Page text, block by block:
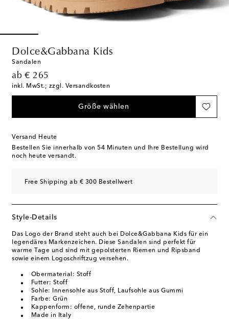
Dolce&Gabbana Kids
Sandalen
ab € 265
original price
inkl. MwSt.; zzgl. Versandkosten
Größe wählen
Versand Heute
Bestellen Sie innerhalb von 54 Minuten und Ihre Bestellung wird
noch heute versandt.
Free Shipping ab € 300 Bestellwert
Style-Details
Das Logo der Brand steht auch bei Dolce&Gabbana Kids für ein
legendäres Markenzeichen. Diese Sandalen sind perfekt für
warme Tage und sind mit gepolsterten Riemen und Ripsband
sowie einem Logoschriftzug versehen.
Obermaterial: Stoff
Futter: Stoff
Sohle: Innensohle aus Stoff, Laufsohle aus Gummi
Farbe: Grün
Kappenform: offene, runde Zehenpartie
Made in Italy